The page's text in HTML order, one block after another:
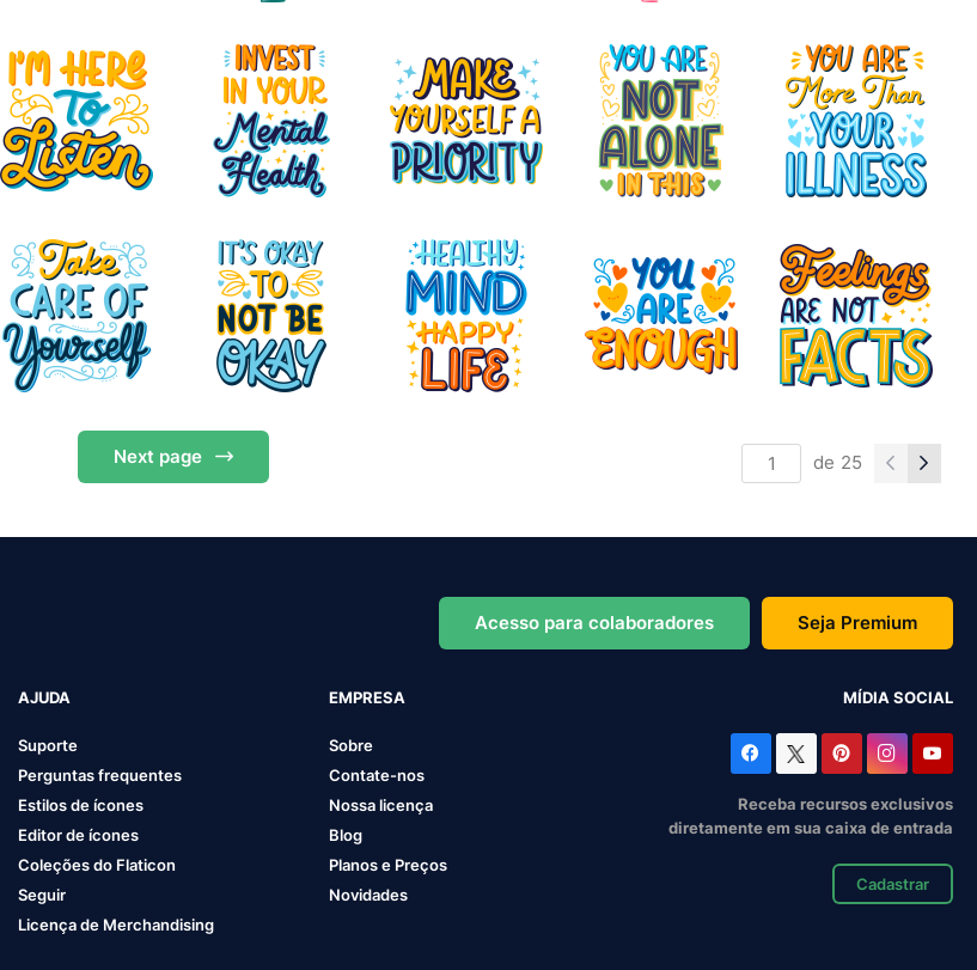
Next page de 25
Acesso para colaboradores Seja Premium
AJUDA
Suporte
Perguntas frequentes
Estilos de ícones
Editor de ícones
Coleções do Flaticon
Seguir
Licença de Merchandising
EMPRESA
Sobre
Contate-nos
Nossa licença
Blog
Planos e Preços
Novidades
MÍDIA SOCIAL
Receba recursos exclusivos
diretamente em sua caixa de entrada
Cadastrar